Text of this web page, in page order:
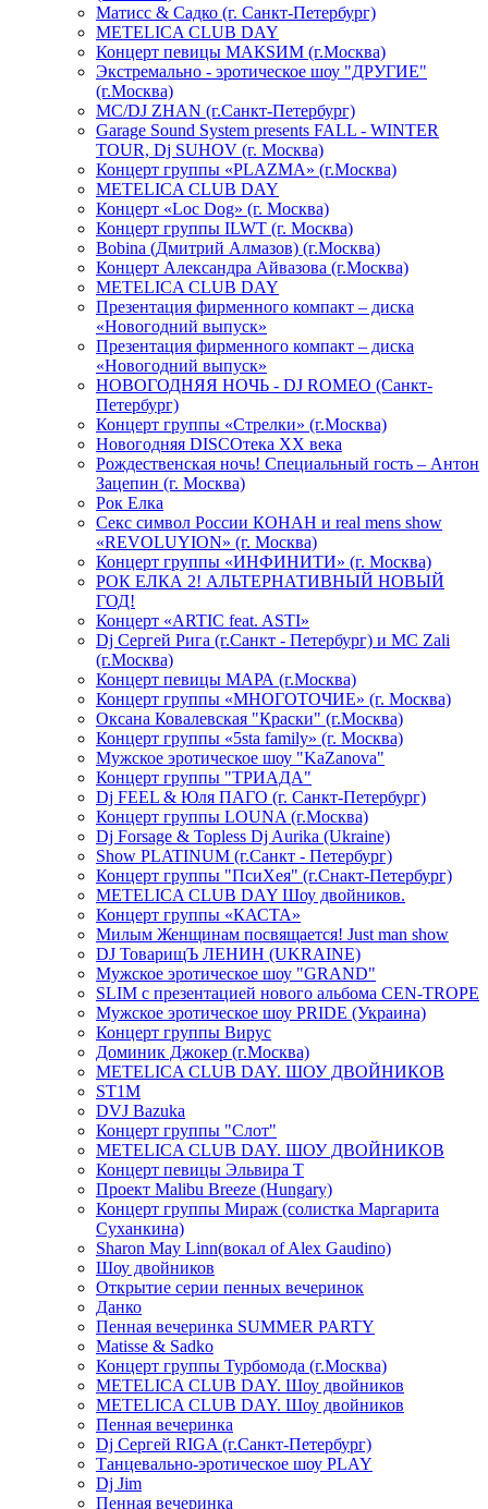
Матисс & Садко (г. Санкт-Петербург)
METELICA CLUB DAY
Концерт певицы МАКSИМ (г.Москва)
Экстремально - эротическое шоу "ДРУГИЕ"
(г.Москва)
МС/DJ ZHAN (г.Санкт-Петербург)
Garage Sound System presents FALL - WINTER
TOUR, Dj SUHOV (г. Москва)
Концерт группы «PLAZMA» (г.Москва)
METELICA CLUB DAY
Концерт «Loc Dog» (г. Москва)
Концерт группы ILWT (г. Москва)
Bobina (Дмитрий Алмазов) (г.Москва)
Концерт Александра Айвазова (г.Москва)
METELICA CLUB DAY
Презентация фирменного компакт – диска
«Новогодний выпуск»
Презентация фирменного компакт – диска
«Новогодний выпуск»
НОВОГОДНЯЯ НОЧЬ - DJ ROMEO (Санкт-
Петербург)
Концерт группы «Стрелки» (г.Москва)
Новогодняя DISCOтека ХХ века
Рождественская ночь! Специальный гость – Антон
Зацепин (г. Москва)
Рок Елка
Секс символ России КОНАН и real mens show
«REVOLUYION» (г. Москва)
Концерт группы «ИНФИНИТИ» (г. Москва)
РОК ЕЛКА 2! АЛЬТЕРНАТИВНЫЙ НОВЫЙ
ГОД!
Концерт «ARTIC feat. ASTI»
Dj Сергей Рига (г.Санкт - Петербург) и MC Zali
(г.Москва)
Концерт певицы МАРА (г.Москва)
Концерт группы «МНОГОТОЧИЕ» (г. Москва)
Оксана Ковалевская "Краски" (г.Москва)
Концерт группы «5sta family» (г. Москва)
Мужское эротическое шоу "KaZanova"
Концерт группы "ТРИАДА"
Dj FEEL & Юля ПАГО (г. Санкт-Петербург)
Концерт группы LOUNA (г.Москва)
Dj Forsage & Topless Dj Aurika (Ukraine)
Show PLATINUM (г.Санкт - Петербург)
Концерт группы "ПсиХея" (г.Снакт-Петербург)
METELICA CLUB DAY Шоу двойников.
Концерт группы «КАСТА»
Милым Женщинам посвящается! Just man show
DJ ТоварищЪ ЛЕНИН (UKRAINE)
Мужское эротическое шоу "GRAND"
SLIM с презентацией нового альбома CEN-TROPE
Мужское эротическое шоу PRIDE (Украина)
Концерт группы Вирус
Доминик Джокер (г.Москва)
METELICA CLUB DAY. ШОУ ДВОЙНИКОВ
ST1M
DVJ Bazuka
Концерт группы "Слот"
METELICA CLUB DAY. ШОУ ДВОЙНИКОВ
Концерт певицы Эльвира Т
Проект Malibu Breeze (Hungary)
Концерт группы Мираж (солистка Маргарита
Суханкина)
Sharon May Linn(вокал of Alex Gaudino)
Шоу двойников
Открытие серии пенных вечеринок
Данко
Пенная вечеринка SUMMER PARTY
Matisse & Sadko
Концерт группы Турбомода (г.Москва)
METELICA CLUB DAY. Шоу двойников
METELICA CLUB DAY. Шоу двойников
Пенная вечеринка
Dj Сергей RIGA (г.Санкт-Петербург)
Танцевально-эротическое шоу PLAY
Dj Jim
Пенная вечеринка